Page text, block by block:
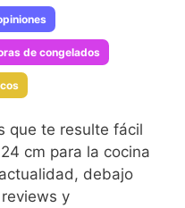
de congelados
que te resulte fácil
cm para la cocina
debajo
y